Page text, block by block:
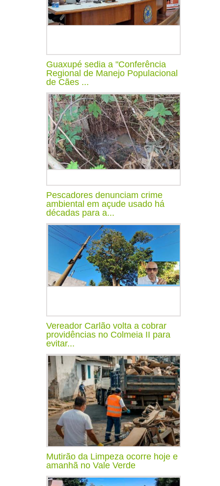
Guaxupé sedia a "Conferência
Regional de Manejo Populacional
de Cães ...
Pescadores denunciam crime
ambiental em açude usado há
décadas para a...
Vereador Carlão volta a cobrar
providências no Colmeia II para
evitar...
Mutirão da Limpeza ocorre hoje e
amanhã no Vale Verde